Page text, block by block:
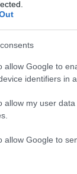
allow Google to
identifiers in
allow my user
allow Google to
ομάδα